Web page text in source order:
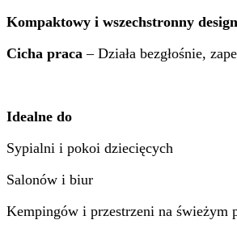
Kompaktowy i wszechstronny design
Cicha praca – Działa bezgłośnie,
Idealne do
Sypialni i pokoi dziecięcych
Salonów i biur
Kempingów i przestrzeni na świeżym